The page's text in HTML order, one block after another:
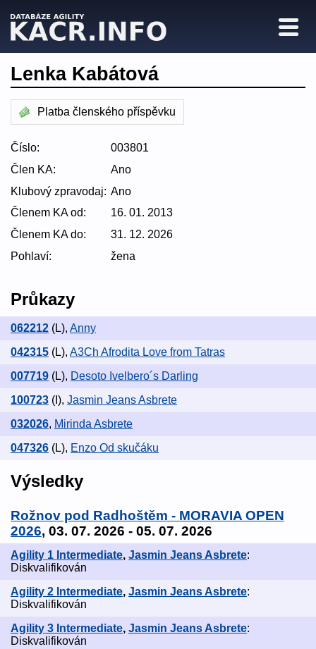
Lenka Kabátová
Platba členského příspěvku
Číslo:
003801
Člen KA:
Ano
Klubový zpravodaj: Ano
Členem KA od:
16. 01. 2013
Členem KA do:
31. 12. 2026
Pohlaví:
žena
Průkazy
062212 (L), Anny
042315 (L), A3Ch Afrodita Love from Tatras
007719 (L), Desoto Ivelbero´s Darling
100723 (I), Jasmin Jeans Asbrete
032026, Mirinda Asbrete
047326 (L), Enzo Od skučáku
Výsledky
Rožnov pod Radhoštěm - MORAVIA OPEN
2026, 03. 07. 2026 - 05. 07. 2026
Agility 1 Intermediate, Jasmin Jeans Asbrete:
Diskvalifikován
Agility 2 Intermediate, Jasmin Jeans Asbrete:
Diskvalifikován
Agility 3 Intermediate, Jasmin Jeans Asbrete:
Diskvalifikován